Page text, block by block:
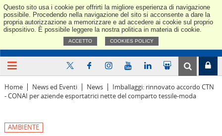
Questo sito usa i cookie per offrirti la migliore esperienza di navigazione
possibile. Procedendo nella navigazione del sito si acconsente a dare la
propria autorizzazione a memorizzare e ad accedere ai cookie sul proprio
dispositivo. È possibile leggere la nostra politica in materia di cookie.
ACCETTO COOKIES POLICY
Home News ed Eventi News
Imballaggi: rinnovato accordo CTN
- CONAI per aziende esportatrici nette del comparto tessile-moda
AMBIENTE